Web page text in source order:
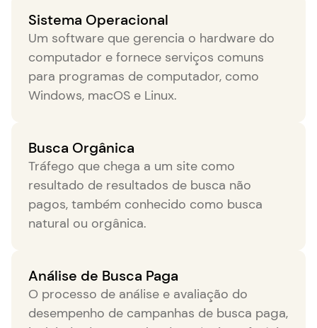
Sistema Operacional
Um software que gerencia o hardware do
computador e fornece serviços comuns
para programas de computador, como
Windows, macOS e Linux.
Busca Orgânica
Tráfego que chega a um site como
resultado de resultados de busca não
pagos, também conhecido como busca
natural ou orgânica.
Análise de Busca Paga
O processo de análise e avaliação do
desempenho de campanhas de busca paga,